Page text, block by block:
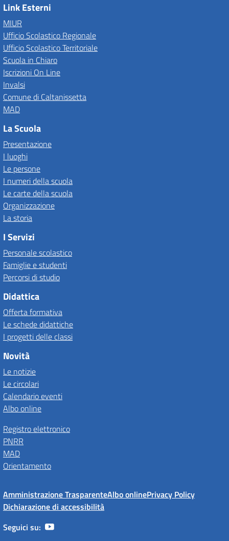
Link Esterni
MIUR
Ufficio Scolastico Regionale
Ufficio Scolastico Territoriale
Scuola in Chiaro
Iscrizioni On Line
Invalsi
Comune di Caltanissetta
MAD
La Scuola
Presentazione
I luoghi
Le persone
I numeri della scuola
Le carte della scuola
Organizzazione
La storia
I Servizi
Personale scolastico
Famiglie e studenti
Percorsi di studio
Didattica
Offerta formativa
Le schede didattiche
I progetti delle classi
Novità
Le notizie
Le circolari
Calendario eventi
Albo online
Registro elettronico
PNRR
MAD
Orientamento
Amministrazione TrasparenteAlbo onlinePrivacy Policy
Dichiarazione di accessibilità
Seguici su: